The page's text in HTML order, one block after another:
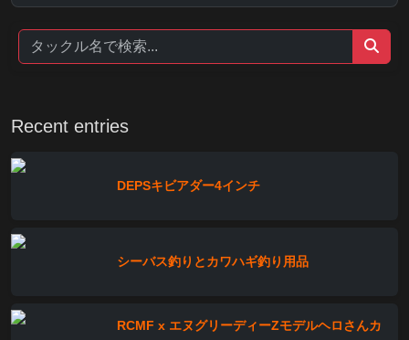
Recent entries
DEPSキビアダー4インチ
シーバス釣りとカワハギ釣り用品
RCMF x エヌグリーディーZモデルヘロさんカ